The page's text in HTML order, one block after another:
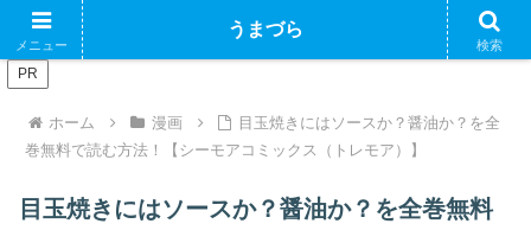
ブログで収益化できるかやってみるブログ
PR
ホーム 漫画
目玉焼きにはソースか？醤油か？を全
巻無料で読む方法！【シーモアコミックス（トレモア）】
目玉焼きにはソースか？醤油か？を全巻無料
メニュー
うまづら
検索